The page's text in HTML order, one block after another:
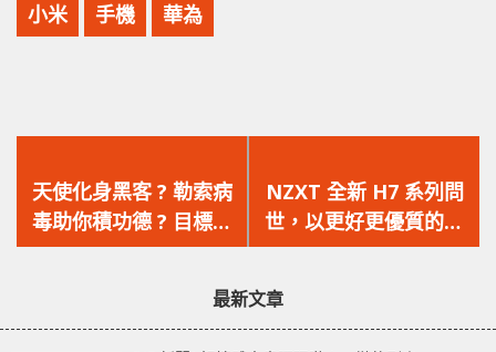
小米 手機 華為
一
篇
文
天使化身黑客 ? 勒索病
毒助你積功德 ? 目標需
做三項善事才能解鎖
一
篇
文
NZXT 全新 H7 系列問
世，以更好更優質的面
貌與大家見面
最新文章